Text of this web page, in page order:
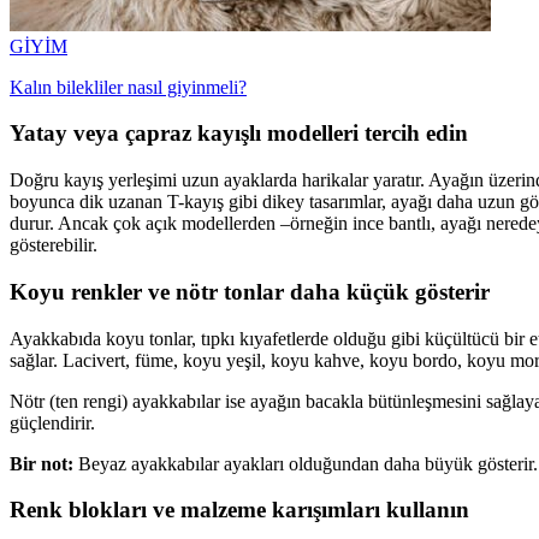
GİYİM
Kalın bilekliler nasıl giyinmeli?
Yatay veya çapraz kayışlı modelleri tercih edin
Doğru kayış yerleşimi uzun ayaklarda harikalar yaratır. Ayağın
boyunca dik uzanan T-kayış gibi dikey tasarımlar, ayağı daha uzun
durur. Ancak çok açık modellerden –örneğin ince bantlı, ayağı
gösterebilir.
Koyu renkler ve nötr tonlar daha küçük gösterir
Ayakkabıda koyu tonlar, tıpkı kıyafetlerde olduğu gibi küçültücü bir
sağlar. Lacivert, füme, koyu yeşil, koyu kahve, koyu bordo, koyu
Nötr (ten rengi) ayakkabılar ise ayağın bacakla bütünleşmesini
güçlendirir.
Bir not: Beyaz ayakkabılar ayakları olduğundan daha büyük gösterir.
Renk blokları ve malzeme karışımları kullanın